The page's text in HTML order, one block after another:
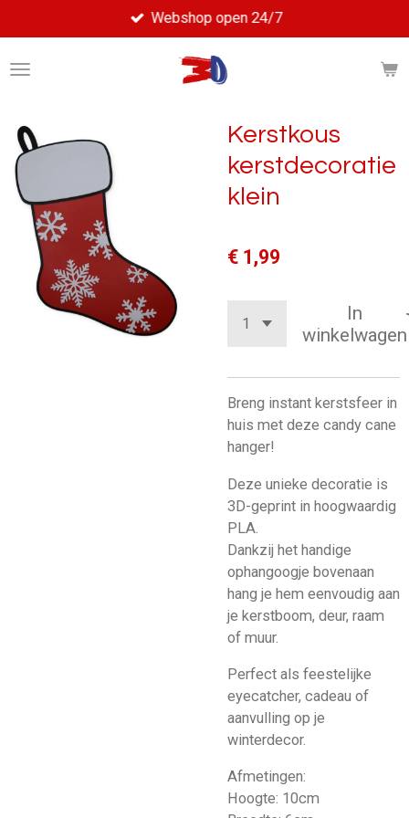
direct
naar
Webshop open 24/7
Kerstkous
kerstdecoratie
klein
€ 1,99
In
winkelwagen
Breng instant kerstsfeer in
huis met deze candy cane
hanger!
Deze unieke decoratie is
3D-geprint in hoogwaardig
PLA.
Dankzij het handige
ophangoogje bovenaan
hang je hem eenvoudig aan
je kerstboom, deur, raam
of muur.
Perfect als feestelijke
eyecatcher, cadeau of
aanvulling op je
winterdecor.
Afmetingen:
Hoogte: 10cm